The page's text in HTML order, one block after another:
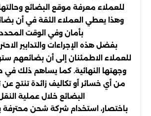
للعملاء معرفة موقع البضائع
وهذا يعطي العملاء الثقة في أن
بأمان وفي الوقت
بفضل هذه الإجراءات والتدابير
للعملاء الاطمئنان إلى أن بضائعهم
وجهتها النهائية. كما يساهم ذلك في
من أي خسائر أو تكاليف زائدة تنتج
البضائع خلال عملية
باختصار، استخدام شركة شحن